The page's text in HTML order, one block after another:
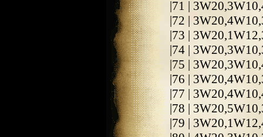
|71 |
|72 |
|73 |
|74 |
|75 |
|76 |
|77 |
|78 |
|79 |